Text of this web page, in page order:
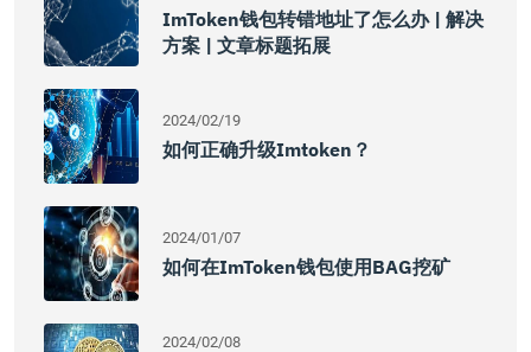
ImToken钱包转错地址了怎么办 | 解决
方案 | 文章标题拓展
2024/02/19
如何正确升级imtoken？
2024/01/07
如何在imToken钱包使用BAG挖矿
2024/02/08